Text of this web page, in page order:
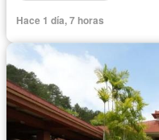
Hace 1 día, 7 horas